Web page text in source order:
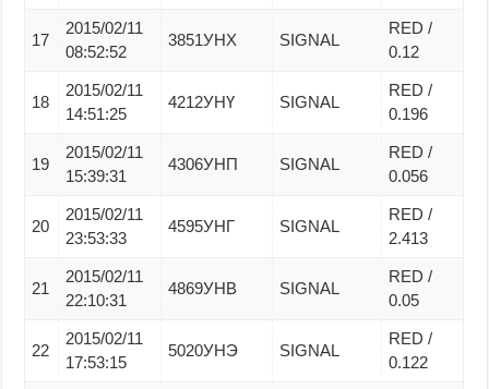
17
2015/02/11
08:52:52
3851УНХ SIGNAL
RED /
0.12
18
2015/02/11
14:51:25
4212УНҮ SIGNAL
RED /
0.196
19
2015/02/11
15:39:31
4306УНП SIGNAL
RED /
0.056
20
2015/02/11
23:53:33
4595УНГ SIGNAL
RED /
2.413
21
2015/02/11
22:10:31
4869УНВ SIGNAL
RED /
0.05
22
2015/02/11
17:53:15
5020УНЭ SIGNAL
RED /
0.122